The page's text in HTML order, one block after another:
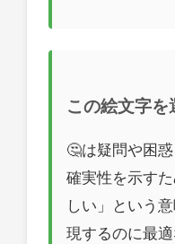
この絵文字を
🤔は疑問や困
確実性を示す
しい」という
現するのに最適